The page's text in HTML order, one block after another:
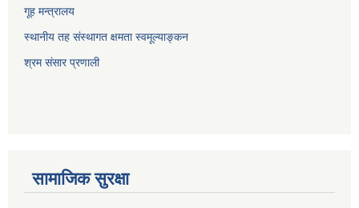
गूह मन्त्रालय
स्थानीय तह संस्थागत क्षमता स्वमूल्याङ्कन
श्रम संसार प्रणाली
सामाजिक सुरक्षा